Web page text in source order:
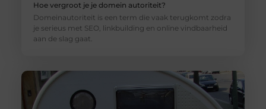
Hoe vergroot je je domein autoriteit?
Domeinautoriteit is een term die vaak terugkomt zodra
je serieus met SEO, linkbuilding en online vindbaarheid
aan de slag gaat.